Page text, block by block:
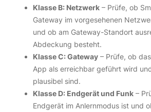
Klasse B: Netzwerk – Prüfe, ob
Gateway im vorgesehenen
und ob am Gateway-Standort
Abdeckung besteht.
Klasse C: Gateway – Prüfe, ob
App als erreichbar geführt wird
plausibel sind.
Klasse D: Endgerät und Funk –
Endgerät im Anlernmodus ist und